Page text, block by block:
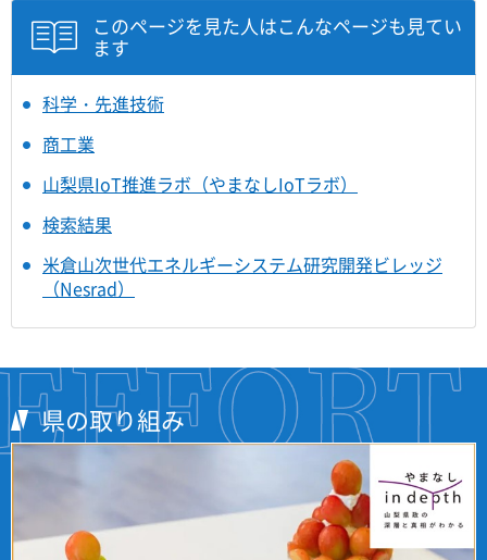
このページを見た人はこんなページも見てい
ます
科学・先進技術
商工業
山梨県IoT推進ラボ（やまなしIoTラボ）
検索結果
米倉山次世代エネルギーシステム研究開発ビレッジ
（Nesrad）
県の取り組み